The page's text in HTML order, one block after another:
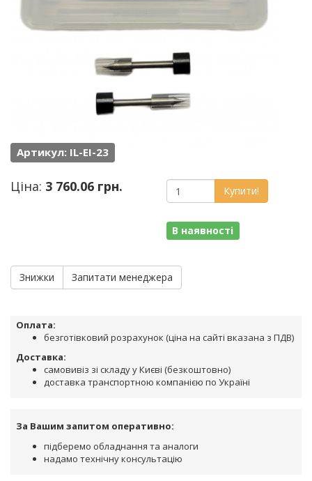
Артикул: IL-EI-23
Ціна: 3 760.06 грн. Купити!
В наявності
Знижки Запитати менеджера
Оплата:
безготівковий розрахунок (ціна на сайті вказана з ПДВ)
Доставка:
самовивіз зі складу у Києві (безкоштовно)
доставка транспортною компанією по Україні
За Вашим запитом оперативно:
підберемо обладнання та аналоги
надамо технічну консультацію